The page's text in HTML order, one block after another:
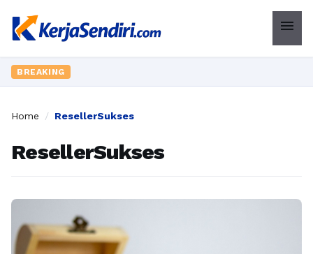
menu
BREAKING
Home / ResellerSukses
ResellerSukses